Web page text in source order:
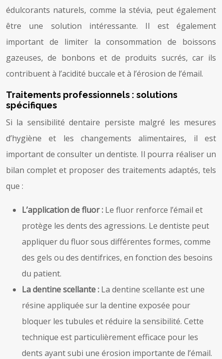
édulcorants naturels, comme la stévia, peut également
être une solution intéressante. Il est également
important de limiter la consommation de boissons
gazeuses, de bonbons et de produits sucrés, car ils
contribuent à l’acidité buccale et à l’érosion de l’émail.
Traitements professionnels : solutions
spécifiques
Si la sensibilité dentaire persiste malgré les mesures
d’hygiène et les changements alimentaires, il est
important de consulter un dentiste. Il pourra réaliser un
bilan complet et proposer des traitements adaptés, tels
que :
L’application de fluor : Le fluor renforce l’émail et
protège les dents des agressions. Le dentiste peut
appliquer du fluor sous différentes formes, comme
des gels ou des dentifrices, en fonction des besoins
du patient.
La dentine scellante : La dentine scellante est une
résine appliquée sur la dentine exposée pour
bloquer les tubules et réduire la sensibilité. Cette
technique est particulièrement efficace pour les
dents ayant subi une érosion importante de l’émail.